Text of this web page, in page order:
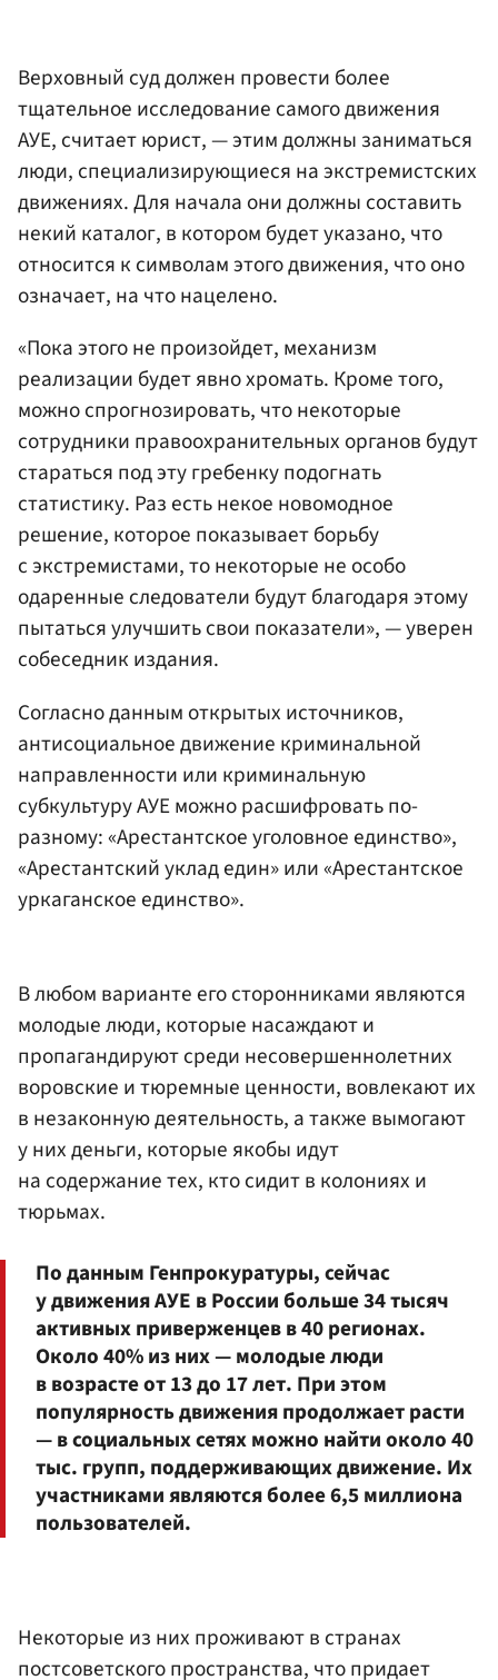
Верховный суд должен провести более
тщательное исследование самого движения
АУЕ, считает юрист, — этим должны заниматься
люди, специализирующиеся на экстремистских
движениях. Для начала они должны составить
некий каталог, в котором будет указано, что
относится к символам этого движения, что оно
означает, на что нацелено.
«Пока этого не произойдет, механизм
реализации будет явно хромать. Кроме того,
можно спрогнозировать, что некоторые
сотрудники правоохранительных органов будут
стараться под эту гребенку подогнать
статистику. Раз есть некое новомодное
решение, которое показывает борьбу
с экстремистами, то некоторые не особо
одаренные следователи будут благодаря этому
пытаться улучшить свои показатели», — уверен
собеседник издания.
Согласно данным открытых источников,
антисоциальное движение криминальной
направленности или криминальную
субкультуру АУЕ можно расшифровать по-
разному: «Арестантское уголовное единство»,
«Арестантский уклад един» или «Арестантское
уркаганское единство».
В любом варианте его сторонниками являются
молодые люди, которые насаждают и
пропагандируют среди несовершеннолетних
воровские и тюремные ценности, вовлекают их
в незаконную деятельность, а также вымогают
у них деньги, которые якобы идут
на содержание тех, кто сидит в колониях и
тюрьмах.
По данным Генпрокуратуры, сейчас
у движения АУЕ в России больше 34 тысяч
активных приверженцев в 40 регионах.
Около 40% из них — молодые люди
в возрасте от 13 до 17 лет. При этом
популярность движения продолжает расти
— в социальных сетях можно найти около 40
тыс. групп, поддерживающих движение. Их
участниками являются более 6,5 миллиона
пользователей.
Некоторые из них проживают в странах
постсоветского пространства, что придает